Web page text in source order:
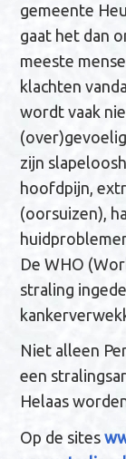
gemeente
gaat het dan
meeste
klachten
wordt vaak
zijn
hoofdpijn,
(oorsuizen),
De WHO
straling
Niet alleen
een
Helaas
Op de sites